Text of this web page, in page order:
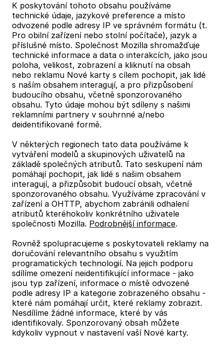
K poskytování tohoto obsahu používáme
technické údaje, jazykové preference a místo
odvozené podle adresy IP ve správném formátu (t.
Pro obilní zařízení nebo stolní počítače), jazyk a
příslušné místo. Společnost Mozilla shromažďuje
technické informace a data o interakcích, jako jsou
poloha, velikost, zobrazení a kliknutí na obsah
nebo reklamu Nové karty s cílem pochopit, jak lidé
s naším obsahem interagují, a pro přizpůsobení
budoucího obsahu, včetně sponzorovaného
obsahu. Tyto údaje mohou být sdíleny s našimi
reklamními partnery v souhrnné a/nebo
deidentifikované formě.
V některých regionech tato data používáme k
vytváření modelů a skupinových uživatelů na
základě společných atributů. Tato seskupení nám
pomáhají pochopit, jak lidé s našim obsahem
interagují, a přizpůsobit budoucí obsah, včetně
sponzorovaného obsahu. Využíváme zpracování v
zařízení a OHTTP, abychom zabránili odhalení
atributů kteréhokoliv konkrétního uživatele
společnosti Mozilla. Podrobnější informace.
Rovněž spolupracujeme s poskytovateli reklamy na
doručování relevantního obsahu s využitím
programatických technologií. Na jejich podporu
sdílíme omezení neidentifikující informace - jako
jsou typ zařízení, informace o místě odvozené
podle adresy IP a kategorie zobrazeného obsahu -
které nám pomáhají určit, které reklamy zobrazit.
Nesdílíme žádné informace, které by vás
identifikovaly. Sponzorovaný obsah můžete
kdykoliv vypnout v nastavení vaší Nové karty.